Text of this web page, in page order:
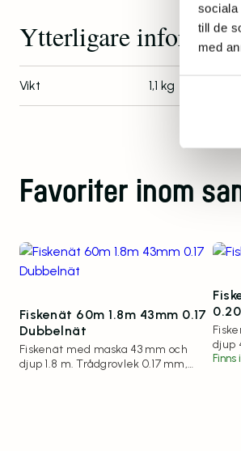
sociala
till de
med
Ytterligare
Vikt 1,1 kg
Favoriter inom
Fiskenät 60m 1.8m 43mm 0.17
Dubbelnät
Fiskenät med maska 43 mm och
djup 1.8 m. Trådgrovlek 0.17 mm,
0.20
djup
Finns